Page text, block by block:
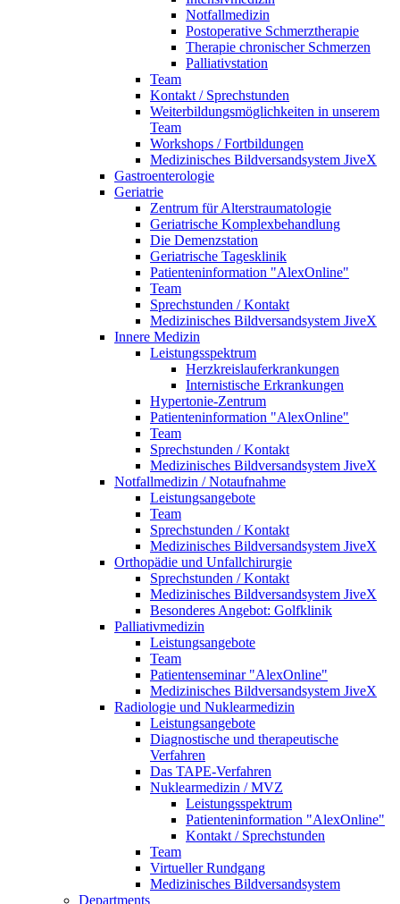
Notfallmedizin
Postoperative Schmerztherapie
Therapie chronischer Schmerzen
Palliativstation
Team
Kontakt / Sprechstunden
Weiterbildungsmöglichkeiten in unserem
Team
Workshops / Fortbildungen
Medizinisches Bildversandsystem JiveX
Gastroenterologie
Geriatrie
Zentrum für Alterstraumatologie
Geriatrische Komplexbehandlung
Die Demenzstation
Geriatrische Tagesklinik
Patienteninformation "AlexOnline"
Team
Sprechstunden / Kontakt
Medizinisches Bildversandsystem JiveX
Innere Medizin
Leistungsspektrum
Herzkreislauferkrankungen
Internistische Erkrankungen
Hypertonie-Zentrum
Patienteninformation "AlexOnline"
Team
Sprechstunden / Kontakt
Medizinisches Bildversandsystem JiveX
Notfallmedizin / Notaufnahme
Leistungsangebote
Team
Sprechstunden / Kontakt
Medizinisches Bildversandsystem JiveX
Orthopädie und Unfallchirurgie
Sprechstunden / Kontakt
Medizinisches Bildversandsystem JiveX
Besonderes Angebot: Golfklinik
Palliativmedizin
Leistungsangebote
Team
Patientenseminar "AlexOnline"
Medizinisches Bildversandsystem JiveX
Radiologie und Nuklearmedizin
Leistungsangebote
Diagnostische und therapeutische
Verfahren
Das TAPE-Verfahren
Nuklearmedizin / MVZ
Leistungsspektrum
Patienteninformation "AlexOnline"
Kontakt / Sprechstunden
Team
Virtueller Rundgang
Medizinisches Bildversandsystem
Departments